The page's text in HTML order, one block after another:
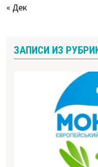
« Дек
ЗАПИСИ ИЗ